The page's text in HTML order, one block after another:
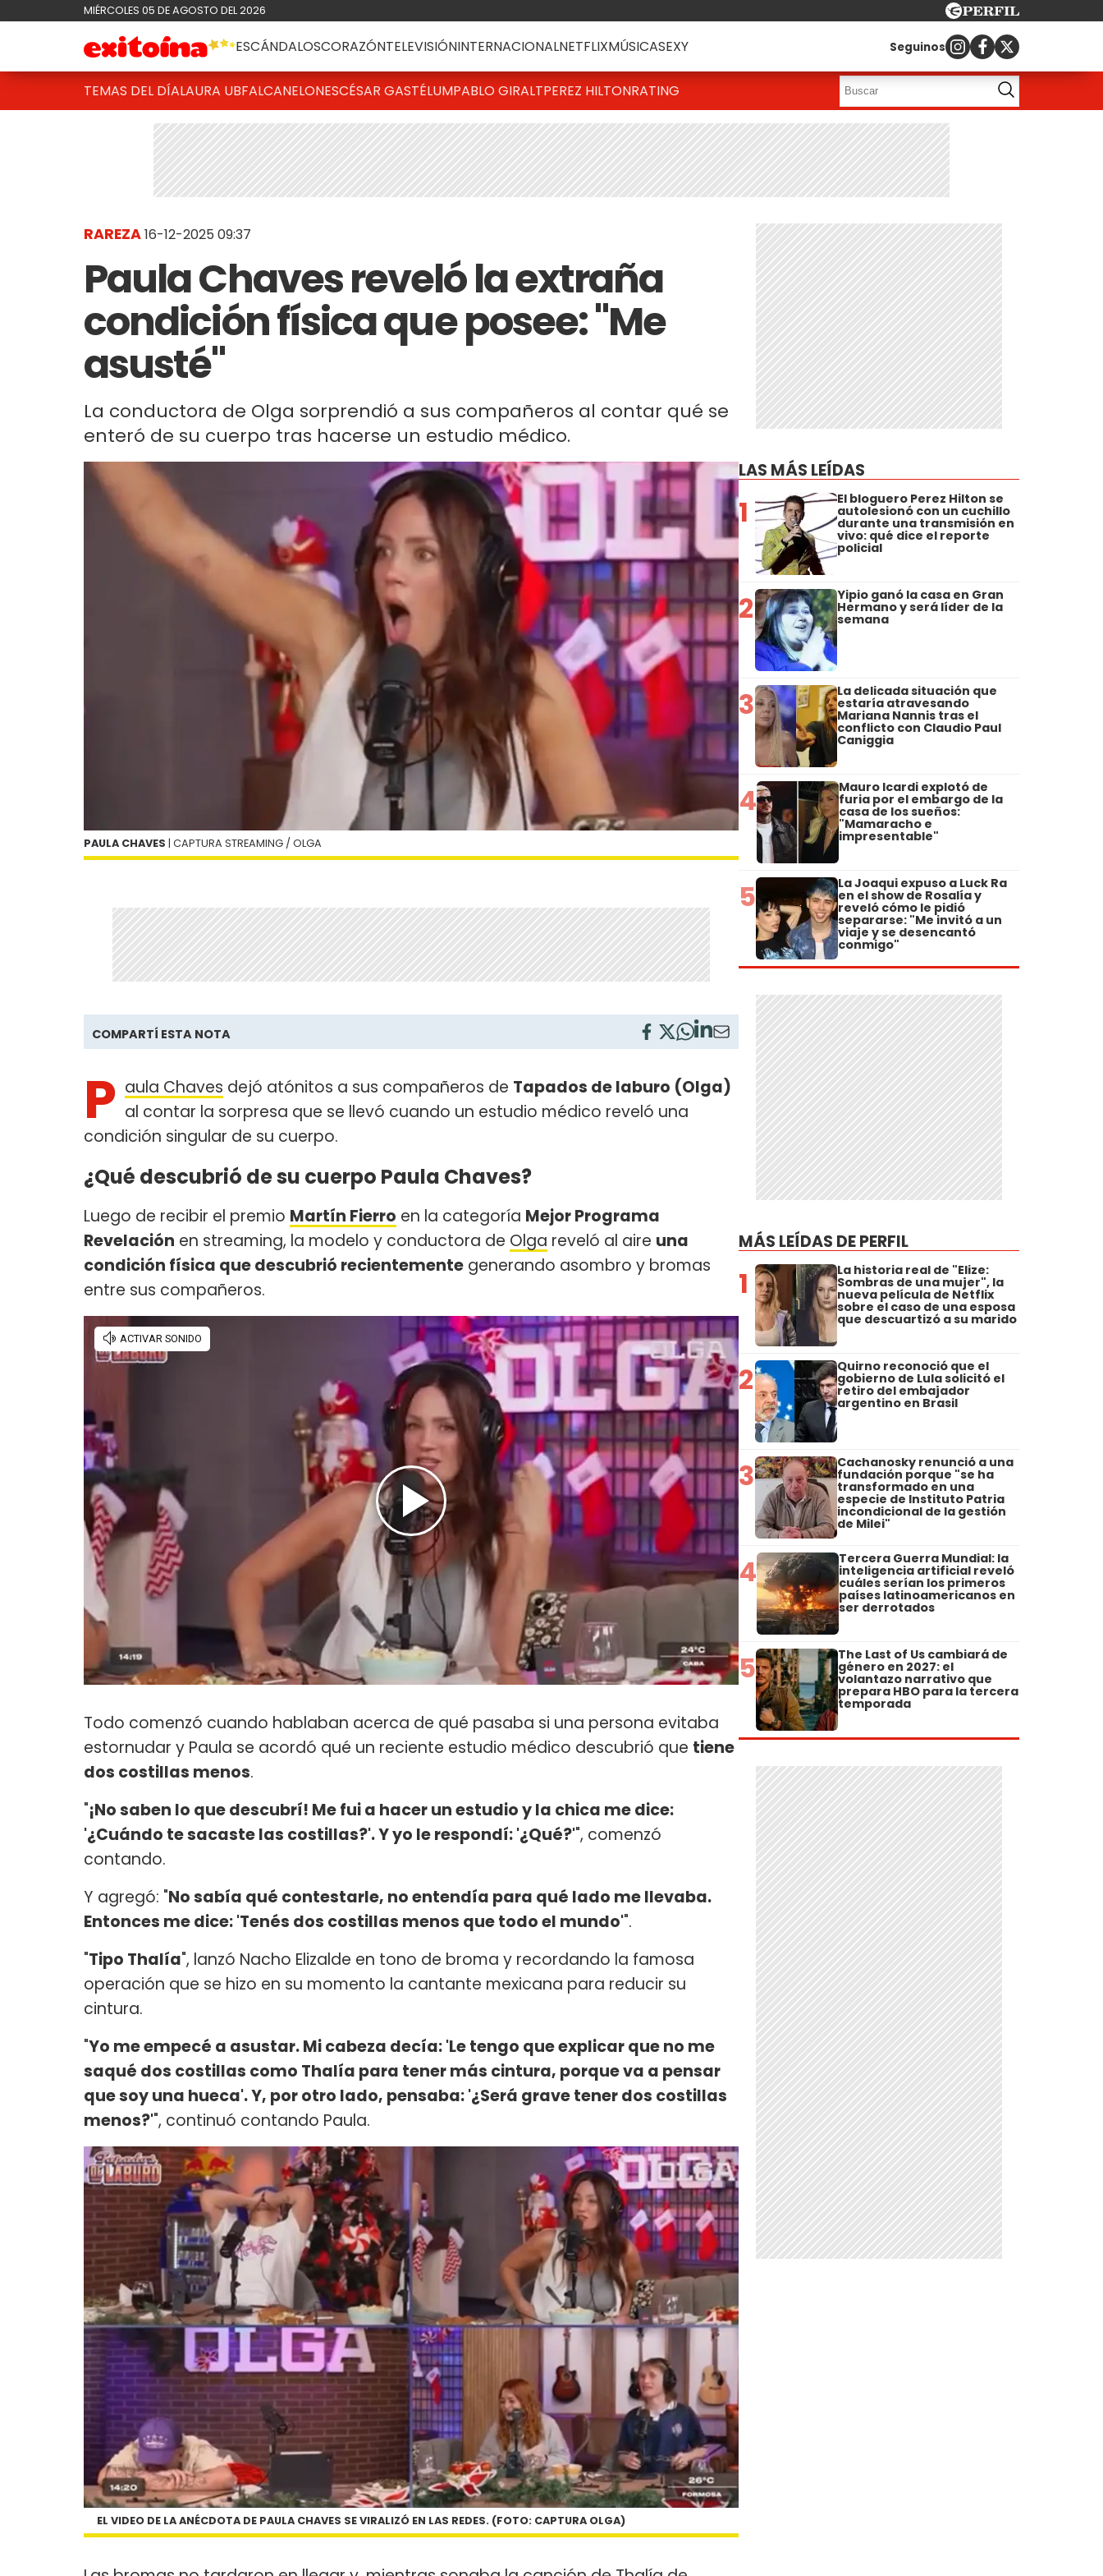
MIÉRCOLES 05 DE AGOSTO DEL 2026
ESCÁNDALOSCORAZÓNTELEVISIÓNINTERNACIONALNETFLIXMÚSICASEXY Seguinos
TEMAS DEL DÍALAURA UBFALCANELONESCÉSAR GASTÉLUMPABLO GIRALTPEREZ HILTONRATING
RAREZA16-12-2025 09:37
Paula Chaves reveló la extraña
condición física que posee: "Me
asusté"
La conductora de Olga sorprendió a sus compañeros al contar qué se
enteró de su cuerpo tras hacerse un estudio médico.
PAULA CHAVES | CAPTURA STREAMING / OLGA
COMPARTÍ ESTA NOTA
P aula Chaves dejó atónitos a sus compañeros de Tapados de laburo (Olga)
al contar la sorpresa que se llevó cuando un estudio médico reveló una
condición singular de su cuerpo.
¿Qué descubrió de su cuerpo Paula Chaves?
Luego de recibir el premio Martín Fierro en la categoría Mejor Programa
Revelación en streaming, la modelo y conductora de Olga reveló al aire una
condición física que descubrió recientemente generando asombro y bromas
entre sus compañeros.
Todo comenzó cuando hablaban acerca de qué pasaba si una persona evitaba
estornudar y Paula se acordó qué un reciente estudio médico descubrió que tiene
dos costillas menos.
"¡No saben lo que descubrí! Me fui a hacer un estudio y la chica me dice:
'¿Cuándo te sacaste las costillas?'. Y yo le respondí: '¿Qué?'", comenzó
contando.
Y agregó: "No sabía qué contestarle, no entendía para qué lado me llevaba.
Entonces me dice: 'Tenés dos costillas menos que todo el mundo'".
"Tipo Thalía", lanzó Nacho Elizalde en tono de broma y recordando la famosa
operación que se hizo en su momento la cantante mexicana para reducir su
cintura.
"Yo me empecé a asustar. Mi cabeza decía: 'Le tengo que explicar que no me
saqué dos costillas como Thalía para tener más cintura, porque va a pensar
que soy una hueca'. Y, por otro lado, pensaba: '¿Será grave tener dos costillas
menos?'", continuó contando Paula.
EL VIDEO DE LA ANÉCDOTA DE PAULA CHAVES SE VIRALIZÓ EN LAS REDES. (FOTO: CAPTURA OLGA)
LAS MÁS LEÍDAS
1 El bloguero Perez Hilton se
autolesionó con un cuchillo
durante una transmisión en
vivo: qué dice el reporte
policial
2 Yipio ganó la casa en Gran
Hermano y será líder de la
semana
3 La delicada situación que
estaría atravesando
Mariana Nannis tras el
conflicto con Claudio Paul
Caniggia
4 Mauro Icardi explotó de
furia por el embargo de la
casa de los sueños:
"Mamaracho e
impresentable"
5 La Joaqui expuso a Luck Ra
en el show de Rosalía y
reveló cómo le pidió
separarse: "Me invitó a un
viaje y se desencantó
conmigo"
MÁS LEÍDAS DE PERFIL
1 La historia real de "Elize:
Sombras de una mujer", la
nueva película de Netflix
sobre el caso de una esposa
que descuartizó a su marido
2 Quirno reconoció que el
gobierno de Lula solicitó el
retiro del embajador
argentino en Brasil
3 Cachanosky renunció a una
fundación porque "se ha
transformado en una
especie de Instituto Patria
incondicional de la gestión
de Milei"
4 Tercera Guerra Mundial: la
inteligencia artificial reveló
cuáles serían los primeros
países latinoamericanos en
ser derrotados
5 The Last of Us cambiará de
género en 2027: el
volantazo narrativo que
prepara HBO para la tercera
temporada